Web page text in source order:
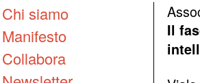
Chi siamo
Manifesto
Collabora
Il